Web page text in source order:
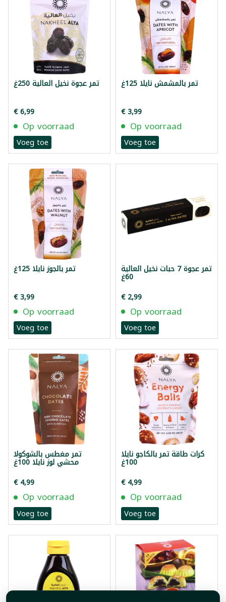
تمر عجوة نخيل العالية 250غ
€ 6,99
Op voorraad
Voeg toe
تمر بالمشمش نايلا 125غ
€ 3,99
Op voorraad
Voeg toe
تمر بالجوز نايلا 125غ
€ 3,99
Op voorraad
Voeg toe
تمر عجوة 7 حبات نخيل العالية
60غ
€ 2,99
Op voorraad
Voeg toe
تمر مغطس بالشوكولا
محشي لوز نايلا 100غ
€ 4,99
Op voorraad
Voeg toe
كرات طاقة تمر بالكاجو نايلا
100غ
€ 4,99
Op voorraad
Voeg toe